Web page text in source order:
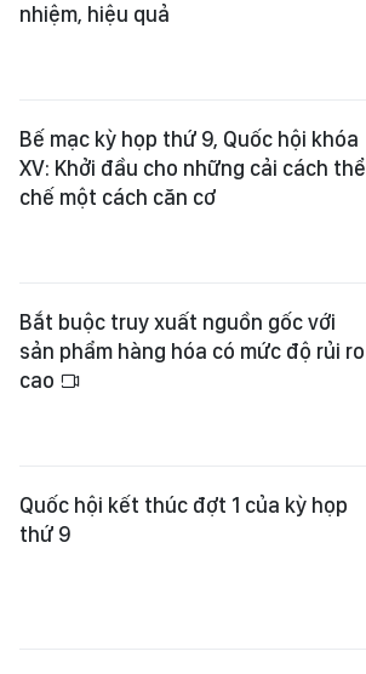
nhiệm, hiệu quả
Bế mạc kỳ họp thứ 9, Quốc hội khóa
XV: Khởi đầu cho những cải cách thể
chế một cách căn cơ
Bắt buộc truy xuất nguồn gốc với
sản phẩm hàng hóa có mức độ rủi ro
cao
Quốc hội kết thúc đợt 1 của kỳ họp
thứ 9